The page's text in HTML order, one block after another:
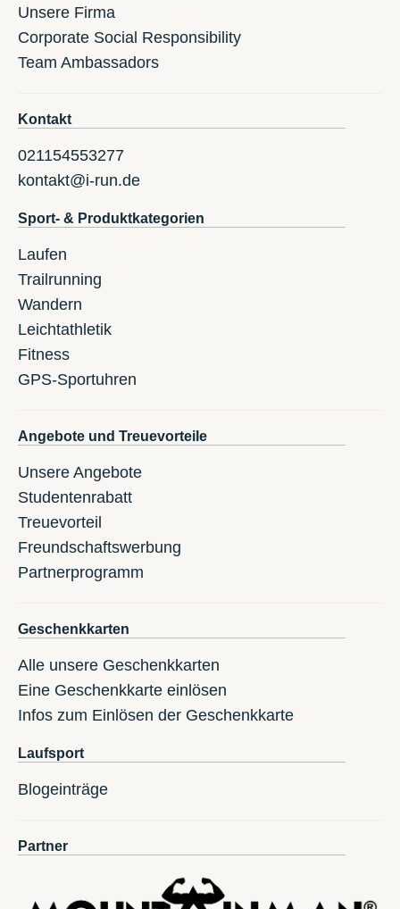
Unsere Firma
Corporate Social Responsibility
Team Ambassadors
Kontakt
021154553277
kontakt@i-run.de
Sport- & Produktkategorien
Laufen
Trailrunning
Wandern
Leichtathletik
Fitness
GPS-Sportuhren
Angebote und Treuevorteile
Unsere Angebote
Studentenrabatt
Treuevorteil
Freundschaftswerbung
Partnerprogramm
Geschenkkarten
Alle unsere Geschenkkarten
Eine Geschenkkarte einlösen
Infos zum Einlösen der Geschenkkarte
Laufsport
Blogeinträge
Partner